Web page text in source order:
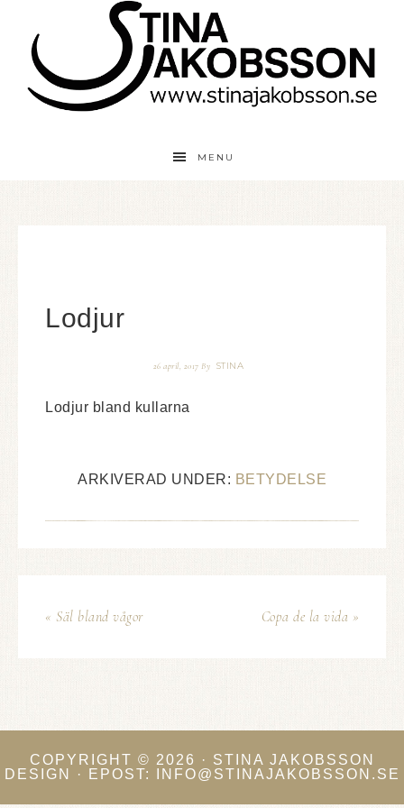
MENU
Lodjur
26 april, 2017 By STINA
Lodjur bland kullarna
ARKIVERAD UNDER: BETYDELSE
« Säl bland vågor Copa de la vida »
COPYRIGHT © 2026 · STINA JAKOBSSON
DESIGN · EPOST: INFO@STINAJAKOBSSON.SE